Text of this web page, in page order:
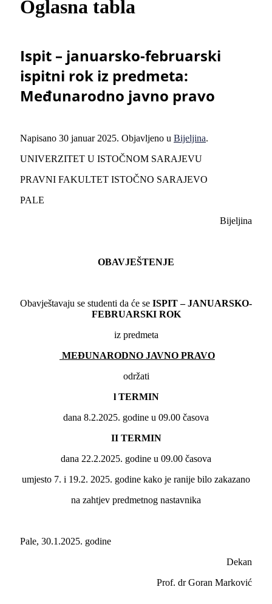
Oglasna tabla
Ispit – januarsko-februarski
ispitni rok iz predmeta:
Međunarodno javno pravo
Napisano 30 januar 2025. Objavljeno u Bijeljina.
UNIVERZITET U ISTOČNOM SARAJEVU
PRAVNI FAKULTET ISTOČNO SARAJEVO
PALE
Bijeljina
OBAVJEŠTENJE
Obavještavaju se studenti da će se ISPIT – JANUARSKO-
FEBRUARSKI ROK
iz predmeta
MEĐUNARODNO JAVNO PRAVO
održati
lTERMIN
dana 8.2.2025. godine u 09.00 časova
IITERMIN
dana 22.2.2025. godine u 09.00 časova
umjesto 7. i 19.2. 2025. godine kako je ranije bilo zakazano
na zahtjev predmetnog nastavnika
Pale, 30.1.2025. godine
Dekan
Prof. dr Goran Marković